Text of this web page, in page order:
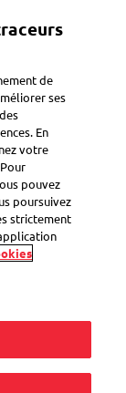
de
ses
En
votre
pouvez
poursuivez
strictement